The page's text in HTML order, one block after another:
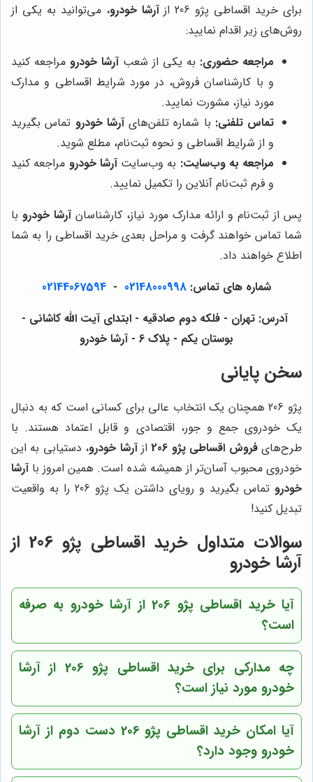
برای خرید اقساطی پژو 206 از آرشا خودرو، می‌توانید به یکی از
روش‌های زیر اقدام نمایید:
مراجعه حضوری: به یکی از شعبآرشا خودرو مراجعه کنید
و با کارشناسان فروش، در مورد شرایط اقساطی و مدارک
مورد نیاز، مشورت نمایید.
تماس تلفنی: با شماره تلفن‌هایآرشا خودرو تماس بگیرید
و از شرایط اقساطی و نحوه ثبت‌نام، مطلع شوید.
مراجعه به وب‌سایت: به وب‌سایتآرشا خودرو مراجعه کنید
و فرم ثبت‌نام آنلاین را تکمیل نمایید.
پس از ثبت‌نام و ارائه مدارک مورد نیاز، کارشناسانآرشا خودرو با
شما تماس خواهند گرفت و مراحل بعدی خرید اقساطی را به شما
اطلاع خواهند داد.
شماره های تماس: 02148000998
-
02144067594
آدرس: تهران - فلکه دوم صادقیه - ابتدای آیت الله کاشانی -
بوستان یکم - پلاک 6 - آرشا خودرو
سخن پایانی
پژو 206 همچنان یک انتخاب عالی برای کسانی است که به دنبال
یک خودروی جمع و جور، اقتصادی و قابل اعتماد هستند. با
طرح‌هایفروش اقساطی پژو 206 ازآرشا خودرو، دستیابی به این
خودروی محبوب آسان‌تر از همیشه شده است. همین امروز باآرشا
خودرو
تماس بگیرید و رویای داشتن یک پژو 206 را به واقعیت
تبدیل کنید!
سوالات متداول خرید اقساطی پژو 206 از
آرشا خودرو
آیا خرید اقساطی پژو 206 از آرشا خودرو به صرفه
است؟
چه مدارکی برای خرید اقساطی پژو 206 از آرشا
خودرو مورد نیاز است؟
آیا امکان خرید اقساطی پژو 206 دست دوم از آرشا
خودرو وجود دارد؟